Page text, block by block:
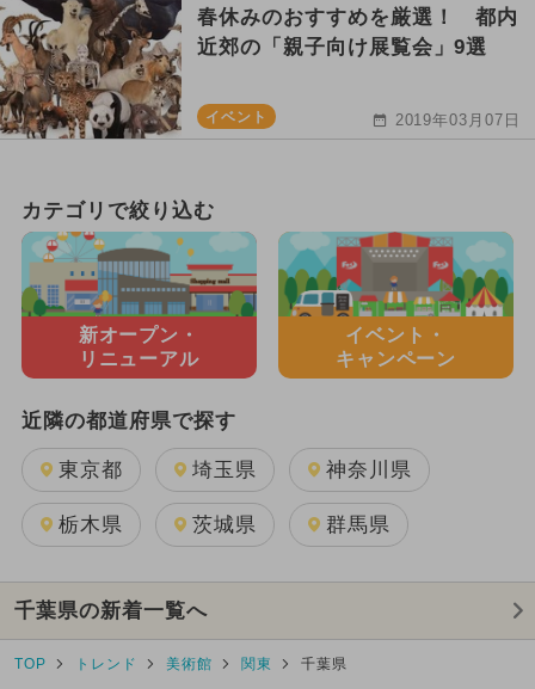
春休みのおすすめを厳選！ 都内
近郊の「親子向け展覧会」9選
イベント 2019年03月07日
カテゴリで絞り込む
新オープン・
リニューアル
イベント・
キャンペーン
近隣の都道府県で探す
東京都 埼玉県 神奈川県
栃木県 茨城県 群馬県
千葉県の新着一覧へ
TOP トレンド 美術館 関東 千葉県